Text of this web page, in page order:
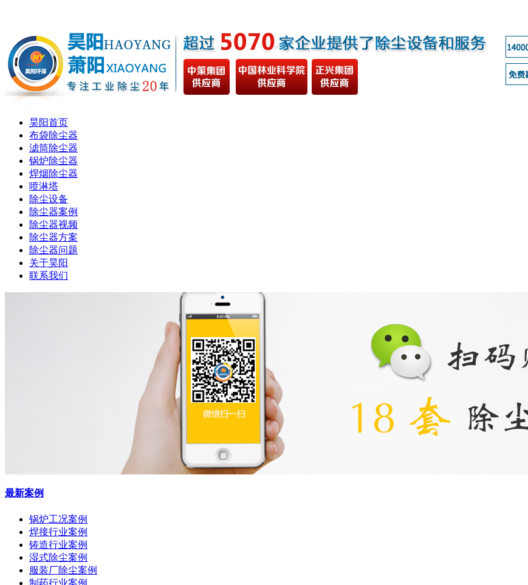
昊阳首页
布袋除尘器
滤筒除尘器
锅炉除尘器
焊烟除尘器
喷淋塔
除尘设备
除尘器案例
除尘器视频
除尘器方案
除尘器问题
关于昊阳
联系我们
最新案例
锅炉工况案例
焊接行业案例
铸造行业案例
湿式除尘案例
服装厂除尘案例
制药行业案例